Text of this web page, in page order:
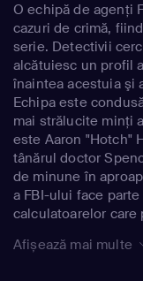
O echipă de agenţi
cazuri de crimă,
serie. Detectivii
alcătuiesc un profil
înaintea acestuia şi
Echipa este
mai strălucite minţi
este Aaron "Hotch"
tânărul doctor
de minune în
a FBI-ului face
calculatoarelor care
Afișează mai multe